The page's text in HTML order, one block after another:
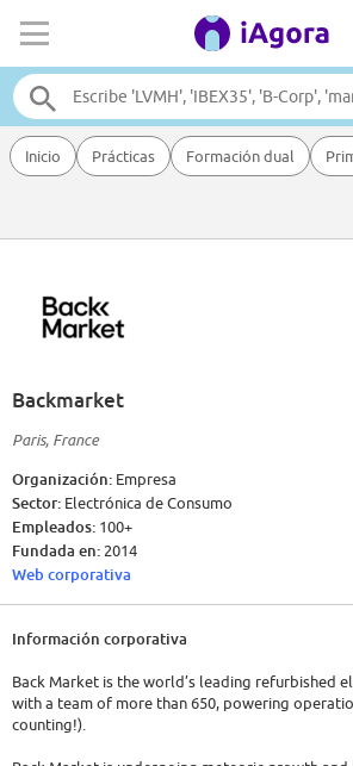
Inicio Prácticas Formación dual
Backmarket
Paris, France
Organización: Empresa
Sector: Electrónica de Consumo
Empleados: 100+
Fundada en: 2014
Web corporativa
Información corporativa
Back Market is the world’s leading refurbished
with a team of more than 650, powering
counting!).